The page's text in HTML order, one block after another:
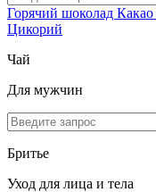
Горячий шоколад Какао
Цикорий
Чай
Для мужчин
Бритье
Уход для лица и тела